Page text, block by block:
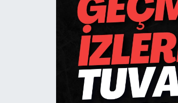
KÜLTÜR SANAT